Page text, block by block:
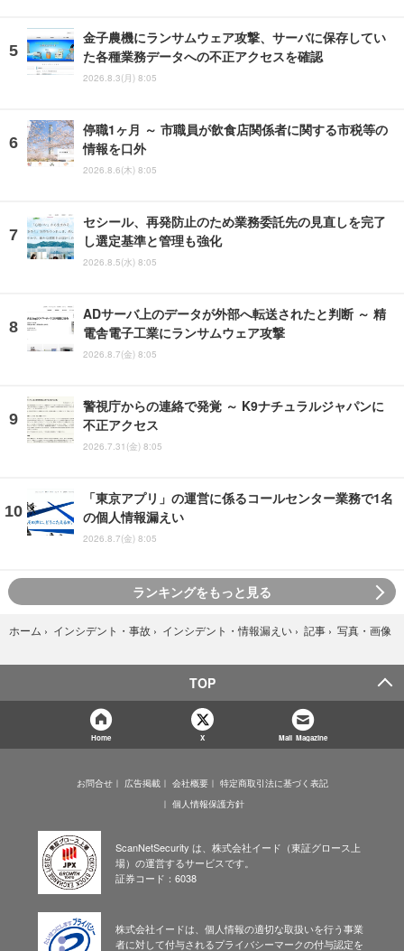
金子農機にランサムウェア攻撃、サーバに保存してい
た各種業務データへの不正アクセスを確認
2026.8.3(月) 8:05
停職1ヶ月 ～ 市職員が飲食店関係者に関する市税等の
情報を口外
2026.8.6(木) 8:05
セシール、再発防止のため業務委託先の見直しを完了
し選定基準と管理も強化
2026.8.5(水) 8:05
ADサーバ上のデータが外部へ転送されたと判断 ～ 精
電舎電子工業にランサムウェア攻撃
2026.8.7(金) 8:05
警視庁からの連絡で発覚 ～ K9ナチュラルジャパンに
不正アクセス
2026.7.31(金) 8:05
「東京アプリ」の運営に係るコールセンター業務で1名
の個人情報漏えい
2026.8.7(金) 8:05
ランキングをもっと見る
ホーム › インシデント・事故 › インシデント・情報漏えい › 記事 › 写真・画像
TOP
Home X Mail Magazine
お問合せ 広告掲載 会社概要
特定商取引法に基づく表記
個人情報保護方針
ScanNetSecurity は、株式会社イード（東証グロース上
場）の運営するサービスです。
証券コード：6038
株式会社イードは、個人情報の適切な取扱いを行う事業
者に対して付与されるプライバシーマークの付与認定を